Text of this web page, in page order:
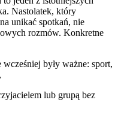
Nastolatek, który
unikać spotkań, nie
rozmów. Konkretne
wcześniej były ważne: sport,
lub grupą bez